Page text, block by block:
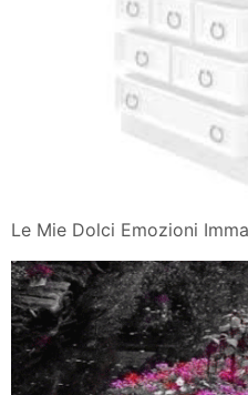
Le Mie Dolci Emozioni